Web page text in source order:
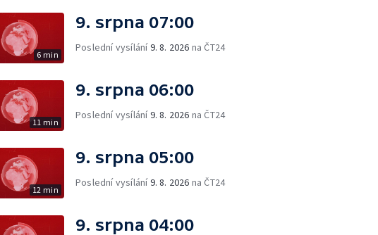
6 min
9. srpna 07:00
Poslední vysílání9. 8. 2026 na ČT24
11 min
9. srpna 06:00
Poslední vysílání9. 8. 2026 na ČT24
12 min
9. srpna 05:00
Poslední vysílání9. 8. 2026 na ČT24
9. srpna 04:00